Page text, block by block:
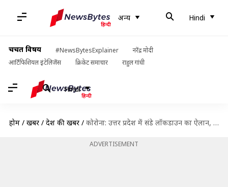
अन्य Hindi
चर्चित विषय #NewsBytesExplainer
नरेंद्र मोदी
आर्टिफिशियल इंटेलिजेंस
क्रिकेट समाचार राहुल गांधी
Hindi
होम / खबरें / देश की खबरें / कोरोना: उत्तर प्रदेश में संडे लॉकडाउन का ऐलान, मास्क न पहनने पर 1,000 रुपये जुर्माना
ADVERTISEMENT